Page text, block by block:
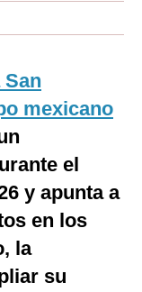
mexicano
el
y apunta a
en los
la
su